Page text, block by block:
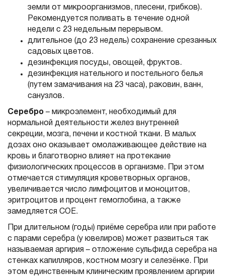
земли от микроорганизмов, плесени, грибков).
Рекомендуется поливать в течение одной
недели с 23 недельным перерывом.
длительное (до 23 недель) сохранение срезанных
садовых цветов.
дезинфекция посуды, овощей, фруктов.
дезинфекция нательного и постельного белья
(путем замачивания на 23 часа), раковин, ванн,
санузлов.
Серебро – микроэлемент, необходимый для
нормальной деятельности желез внутренней
секреции, мозга, печени и костной ткани. В малых
дозах оно оказывает омолаживающее действие на
кровь и благотворно влияет на протекание
физиологических процессов в организме. При этом
отмечается стимуляция кроветворных органов,
увеличивается число лимфоцитов и моноцитов,
эритроцитов и процент гемоглобина, а также
замедляется СОЕ.
При длительном (годы) приёме серебра или при работе
с парами серебра (у ювелиров) может развиться так
называемая аргирия – отложение сульфида серебра на
стенках капилляров, костном мозгу и селезёнке. При
этом единственным клиническим проявлением аргирии